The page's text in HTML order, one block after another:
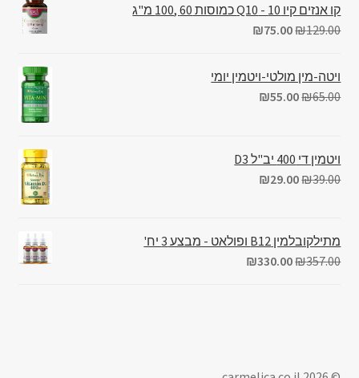
קו אנזים קיו 10 - Q10 כמוסות 60 ,100 מ"ג
₪129.00
₪75.00
ויטה-מין מולטי-ויטמין יומי
₪65.00
₪55.00
ויטמין די 400 יב"ל D3
₪39.00
₪29.00
מתילקובלמין B12 ופולאט - מבצע 3 יח'
₪357.00
₪330.00